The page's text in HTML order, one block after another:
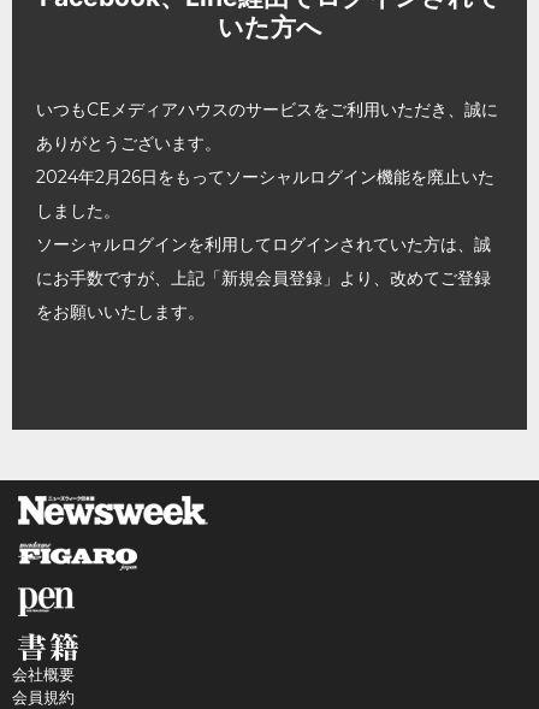
いた方へ
いつもCEメディアハウスのサービスをご利用いただき、誠に
ありがとうございます。
2024年2月26日をもってソーシャルログイン機能を廃止いた
しました。
ソーシャルログインを利用してログインされていた方は、誠
にお手数ですが、上記「新規会員登録」より、改めてご登録
をお願いいたします。
会社概要
会員規約